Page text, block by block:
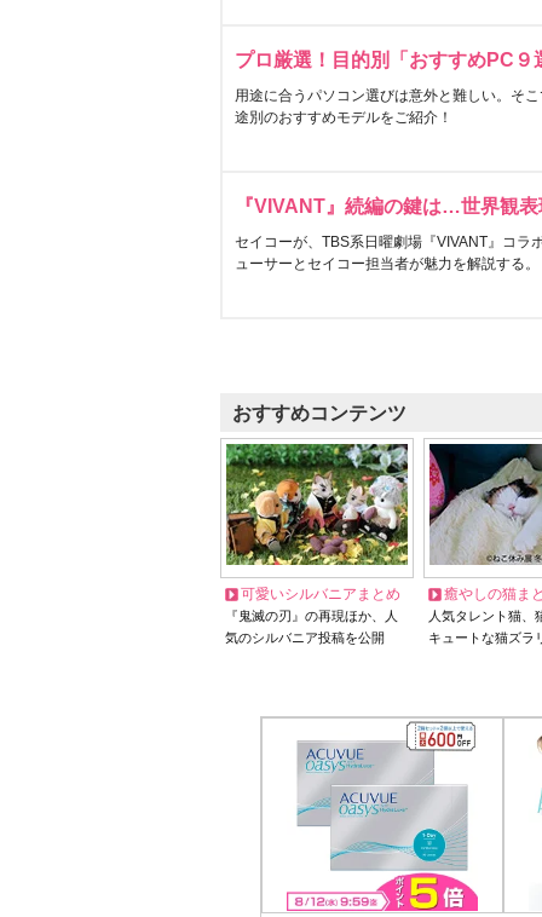
プロ厳選！目的別「おすすめPC９
用途に合うパソコン選びは意外と難しい。そ
途別のおすすめモデルをご紹介！
『VIVANT』続編の鍵は…世界観
セイコーが、TBS系日曜劇場『VIVANT』コラ
ューサーとセイコー担当者が魅力を解説する。
おすすめコンテンツ
可愛いシルバニアまとめ
『鬼滅の刃』の再現ほか、人
気のシルバニア投稿を公開
癒やしの猫ま
人気タレント猫
キュートな猫ズラ